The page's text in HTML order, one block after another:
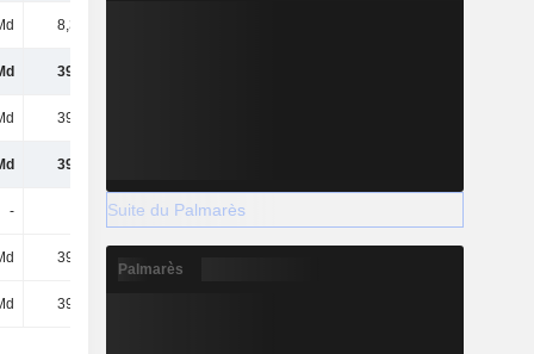
8,33 Md
39,1 Md
39,1 Md
39,1 Md
- - -
39,1 Md 62,36 Md
39,1 Md
Suite du Palmarès
Palmarès